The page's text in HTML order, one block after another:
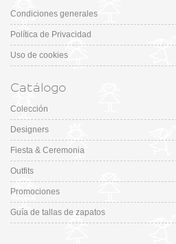
Condiciones generales
Política de Privacidad
Uso de cookies
Catálogo
Colección
Designers
Fiesta & Ceremonia
Outfits
Promociones
Guía de tallas de zapatos